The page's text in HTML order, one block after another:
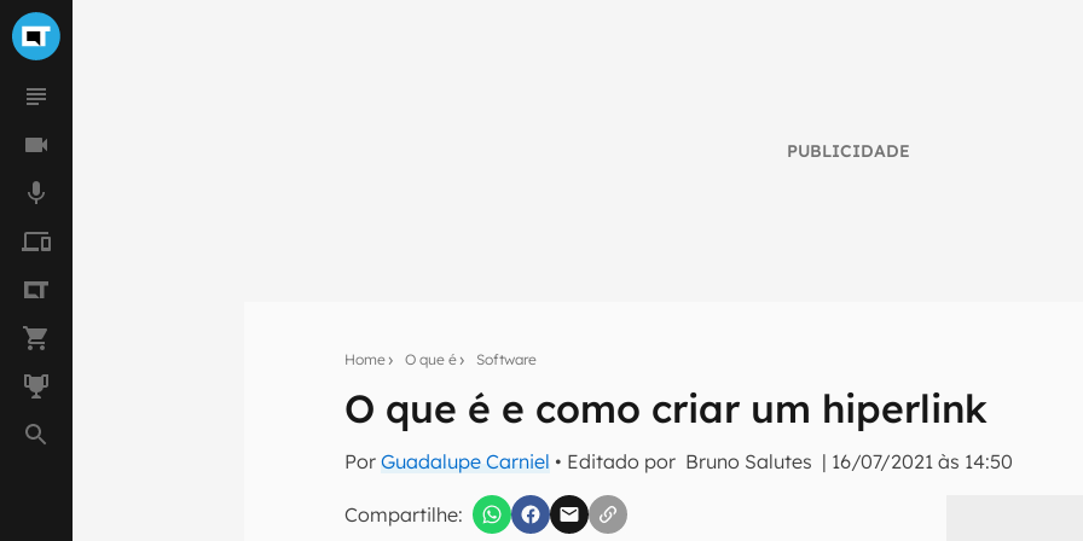
PUBLICIDADE
Home O que é Software
O que é e como criar um hiperlink
PorGuadalupe Carniel • Editado por Bruno Salutes | 16/07/2021 às 14:50
Compartilhe:
Assine a newsletter do Canaltech e receba notícias e reviews sobre tecnologia